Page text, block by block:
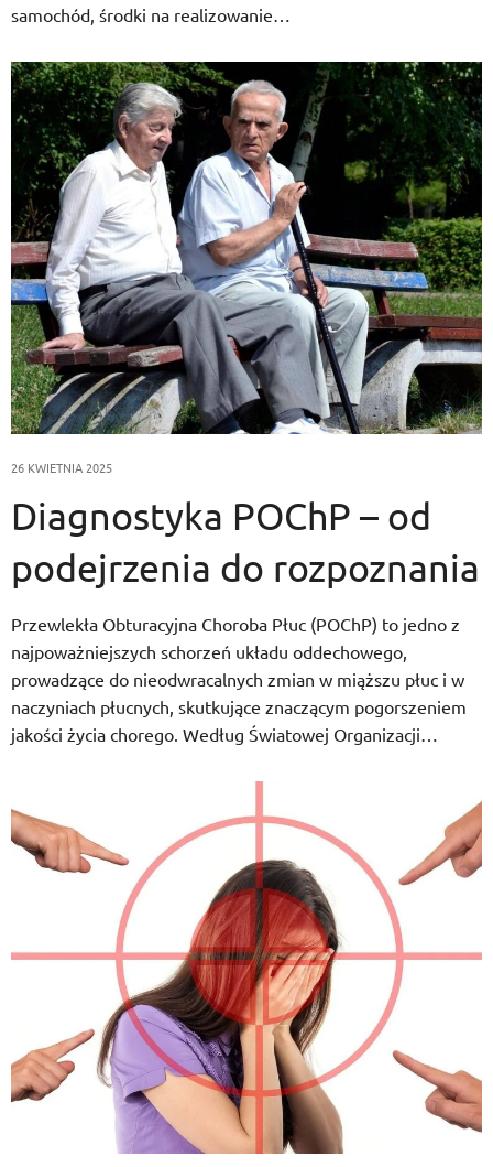
samochód, środki na realizowanie…
26 KWIETNIA 2025
Diagnostyka POChP – od
podejrzenia do rozpoznania
Przewlekła Obturacyjna Choroba Płuc (POChP) to jedno z
najpoważniejszych schorzeń układu oddechowego,
prowadzące do nieodwracalnych zmian w miąższu płuc i w
naczyniach płucnych, skutkujące znaczącym pogorszeniem
jakości życia chorego. Według Światowej Organizacji…